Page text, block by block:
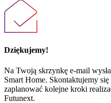
Dziękujemy!
Na Twoją skrzynkę e-mail
Smart Home. Skontaktujemy
zaplanować kolejne kroki
Futunext.